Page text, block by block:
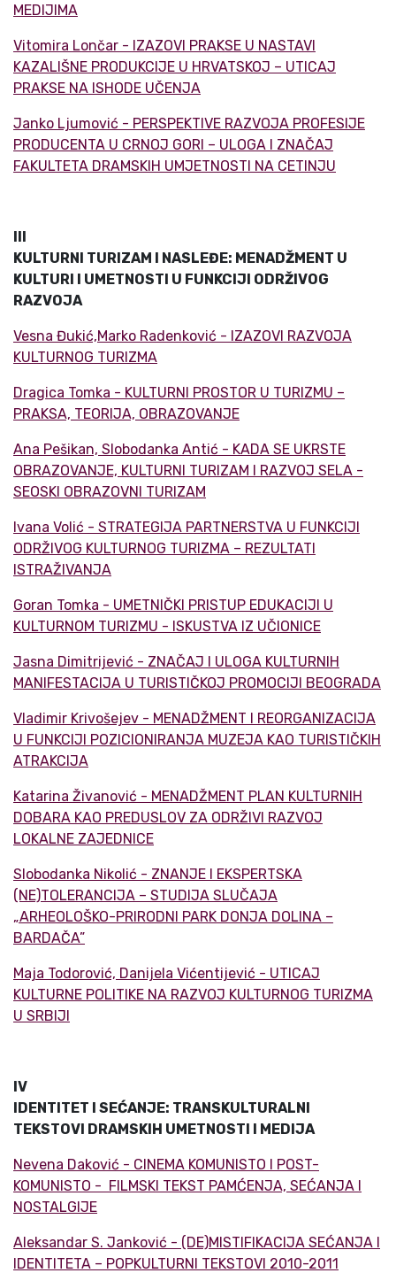
MEDIJIMA
Vitomira Lončar - IZAZOVI PRAKSE U NASTAVI
KAZALIŠNE PRODUKCIJE U HRVATSKOJ – UTICAJ
PRAKSE NA ISHODE UČENJA
Janko Ljumović - PERSPEKTIVE RAZVOJA PROFESIJE
PRODUCENTA U CRNOJ GORI – ULOGA I ZNAČAJ
FAKULTETA DRAMSKIH UMJETNOSTI NA CETINJU
III
KULTURNI TURIZAM I NASLEĐE: MENADŽMENT U
KULTURI I UMETNOSTI U FUNKCIJI ODRŽIVOG
RAZVOJA
Vesna Đukić,Marko Radenković - IZAZOVI RAZVOJA
KULTURNOG TURIZMA
Dragica Tomka - KULTURNI PROSTOR U TURIZMU –
PRAKSA, TEORIJA, OBRAZOVANJE
Ana Pešikan, Slobodanka Antić - KADA SE UKRSTE
OBRAZOVANJE, KULTURNI TURIZAM I RAZVOJ SELA -
SEOSKI OBRAZOVNI TURIZAM
Ivana Volić - STRATEGIJA PARTNERSTVA U FUNKCIJI
ODRŽIVOG KULTURNOG TURIZMA – REZULTATI
ISTRAŽIVANJA
Goran Tomka - UMETNIČKI PRISTUP EDUKACIJI U
KULTURNOM TURIZMU - ISKUSTVA IZ UČIONICE
Jasna Dimitrijević - ZNAČAJ I ULOGA KULTURNIH
MANIFESTACIJA U TURISTIČKOJ PROMOCIJI BEOGRADA
Vladimir Krivošejev - MENADŽMENT I REORGANIZACIJA
U FUNKCIJI POZICIONIRANJA MUZEJA KAO TURISTIČKIH
ATRAKCIJA
Katarina Živanović - MENADŽMENT PLAN KULTURNIH
DOBARA KAO PREDUSLOV ZA ODRŽIVI RAZVOJ
LOKALNE ZAJEDNICE
Slobodanka Nikolić - ZNANJE I EKSPERTSKA
(NE)TOLERANCIJA – STUDIJA SLUČAJA
„ARHEOLOŠKO-PRIRODNI PARK DONJA DOLINA –
BARDAČA”
Maja Todorović, Danijela Vićentijević - UTICAJ
KULTURNE POLITIKE NA RAZVOJ KULTURNOG TURIZMA
U SRBIJI
IV
IDENTITET I SEĆANJE: TRANSKULTURALNI
TEKSTOVI DRAMSKIH UMETNOSTI I MEDIJA
Nevena Daković - CINEMA KOMUNISTO I POST-
KOMUNISTO - FILMSKI TEKST PAMĆENJA, SEĆANJA I
NOSTALGIJE
Aleksandar S. Janković - (DE)MISTIFIKACIJA SEĆANJA I
IDENTITETA – POPKULTURNI TEKSTOVI 2010-2011